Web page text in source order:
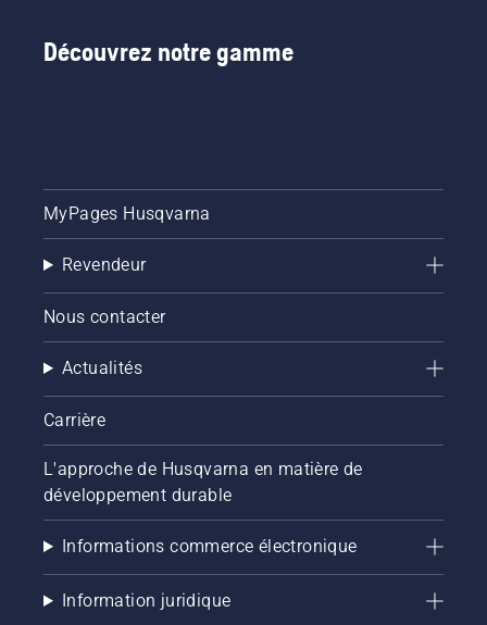
Découvrez notre gamme
MyPages Husqvarna
Revendeur
Nous contacter
Actualités
Carrière
L'approche de Husqvarna en matière de
développement durable
Informations commerce électronique
Information juridique